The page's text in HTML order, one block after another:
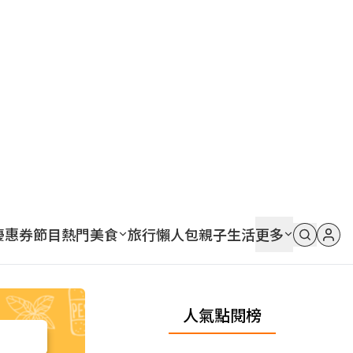
惠券節目熱門美食 旅行懶人包親子生活更多
人氣點閱榜